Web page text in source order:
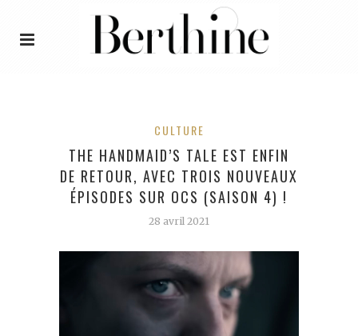
CULTURE
THE HANDMAID’S TALE EST ENFIN
DE RETOUR, AVEC TROIS NOUVEAUX
ÉPISODES SUR OCS (SAISON 4) !
28 avril 2021